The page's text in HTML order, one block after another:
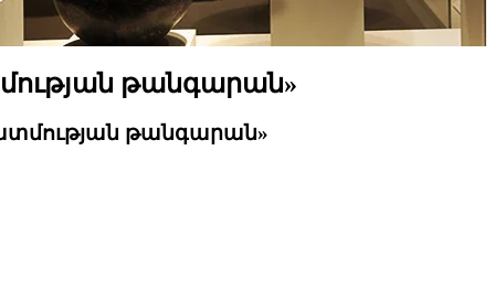
թանգարան»
թանգարան»